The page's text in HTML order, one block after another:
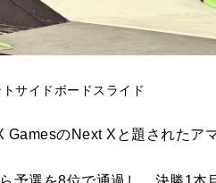
サイドボードスライド
GamesのNext Xと題されたア